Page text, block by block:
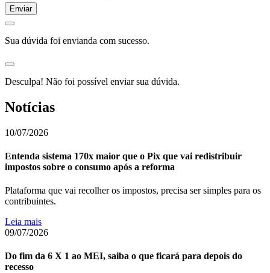
Enviar
Sua dúvida foi envianda com sucesso.
Desculpa! Não foi possível enviar sua dúvida.
Notícias
10/07/2026
Entenda sistema 170x maior que o Pix que vai redistribuir
impostos sobre o consumo após a reforma
Plataforma que vai recolher os impostos, precisa ser simples para os
contribuintes.
Leia mais
09/07/2026
Do fim da 6 X 1 ao MEI, saiba o que ficará para depois do
recesso